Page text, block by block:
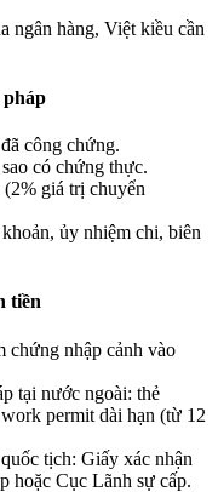
ngân hàng, Việt kiều cần
pháp
công chứng.
có chứng thực.
giá trị chuyển
ủy nhiệm chi, biên
tiền
chứng nhập cảnh vào
tại nước ngoài: thẻ
permit dài hạn (từ 12
tịch: Giấy xác nhận
hoặc Cục Lãnh sự cấp.